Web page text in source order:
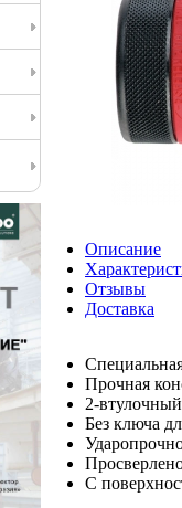
Описание
Отзывы
Доставка
Прочная
2-
Без ключа
С